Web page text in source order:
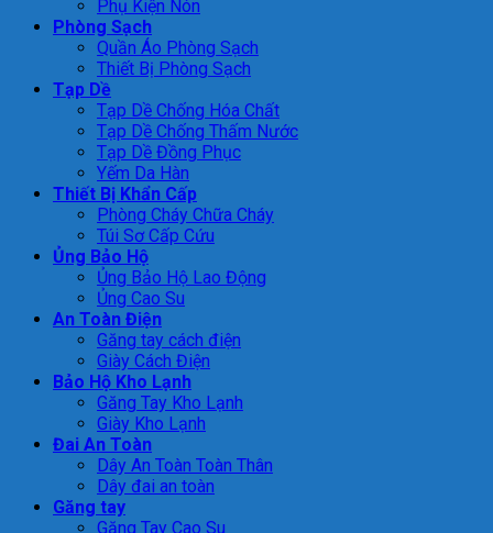
Phụ Kiện Nón
Phòng Sạch
Quần Áo Phòng Sạch
Thiết Bị Phòng Sạch
Tạp Dề
Tạp Dề Chống Hóa Chất
Tạp Dề Chống Thấm Nước
Tạp Dề Đồng Phục
Yếm Da Hàn
Thiết Bị Khẩn Cấp
Phòng Cháy Chữa Cháy
Túi Sơ Cấp Cứu
Ủng Bảo Hộ
Ủng Bảo Hộ Lao Động
Ủng Cao Su
An Toàn Điện
Găng tay cách điện
Giày Cách Điện
Bảo Hộ Kho Lạnh
Găng Tay Kho Lạnh
Giày Kho Lạnh
Đai An Toàn
Dây An Toàn Toàn Thân
Dây đai an toàn
Găng tay
Găng Tay Cao Su